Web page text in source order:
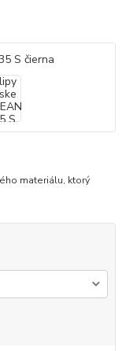
materiálu, ktorý